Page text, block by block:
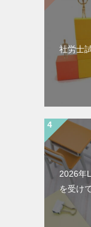
社労士
2026年
を受け